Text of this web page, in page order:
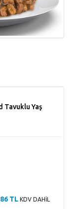
Tavuklu Yaş
TL KDV DAHİL